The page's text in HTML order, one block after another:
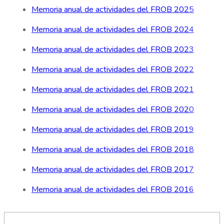
Memoria anual de actividades del FROB 2025
Memoria anual de actividades del FROB 2024
Memoria anual de actividades del FROB 2023
Memoria anual de actividades del FROB 2022
Memoria anual de actividades del FROB 2021
Memoria anual de actividades del FROB 2020
Memoria anual de actividades del FROB 2019
Memoria anual de actividades del FROB 2018
Memoria anual de actividades del FROB 2017
Memoria anual de actividades del FROB 2016